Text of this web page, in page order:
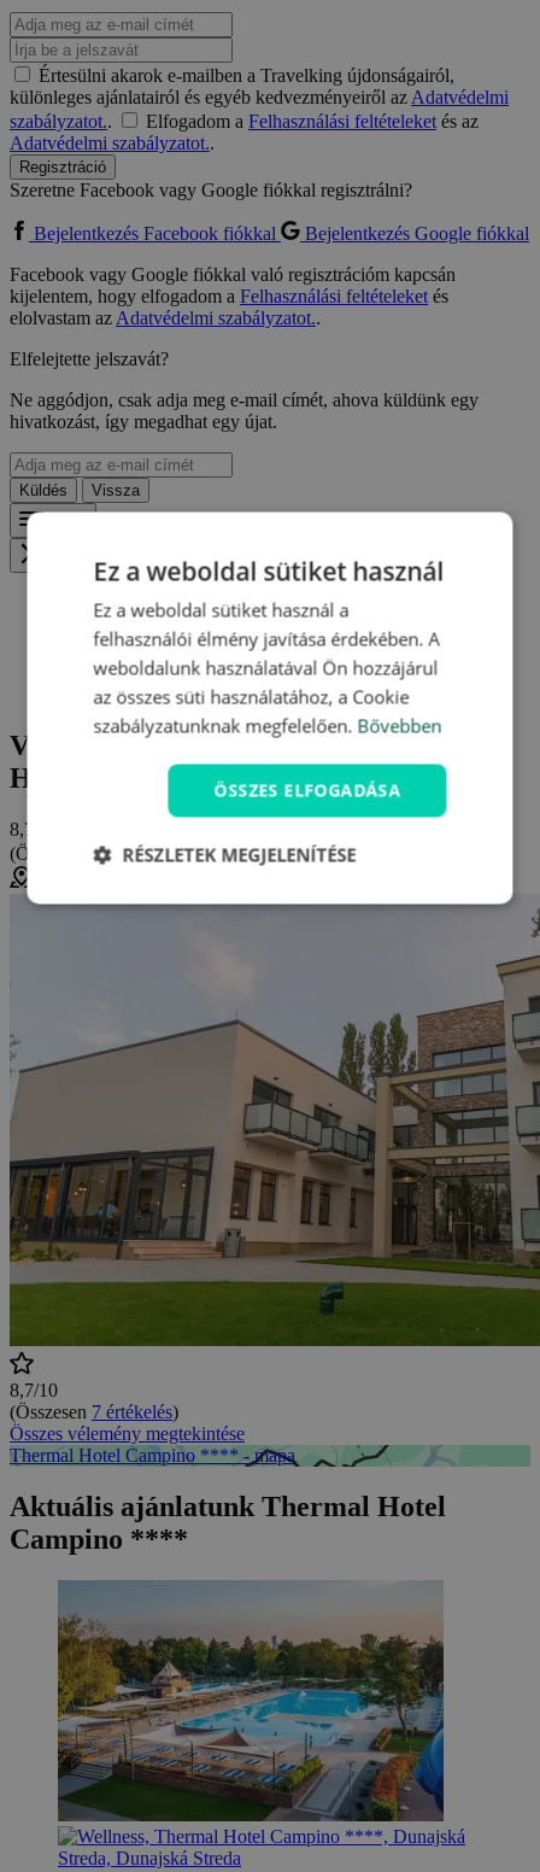
Értesülni akarok e-mailben a Travelking újdonságairól,
különleges ajánlatairól és egyéb kedvezményeiről azAdatvédelmi
szabályzatot.. Elfogadom a Felhasználási feltételeketés az
Adatvédelmi szabályzatot..
Regisztráció
Szeretne Facebook vagy Google fiókkal regisztrálni?
Bejelentkezés Facebook fiókkal
Bejelentkezés Google fiókkal
Facebook vagy Google fiókkal való regisztrációm kapcsán
kijelentem, hogy elfogadom a Felhasználási feltételeketés
elolvastam azAdatvédelmi szabályzatot..
Elfelejtette jelszavát?
Ne aggódjon, csak adja meg e-mail címét, ahova küldünk egy
hivatkozást, így megadhat egy újat.
Küldés
Vissza
Zavřít menu
Thermal Hotel Campino ****
Vélemények és értékelések: Thermal Hotel Campino ****
Vélemények és értékelések: Thermal
Hotel Campino **** (Dunaszerdahely)
8,7/10
(Összesen 7 értékelés )
Jó
8,7/10
(Összesen 7 értékelés)
Összes vélemény megtekintése
Thermal Hotel Campino **** - mapa
Aktuális ajánlatunk Thermal Hotel
Campino ****
Ez a weboldal sütiket használ
Ez a weboldal sütiket használ a
felhasználói élmény javítása érdekében. A
weboldalunk használatával Ön hozzájárul
az összes süti használatához, a Cookie
szabályzatunknak megfelelően. Bővebben
ÖSSZES ELFOGADÁSA
RÉSZLETEK MEGJELENÍTÉSE